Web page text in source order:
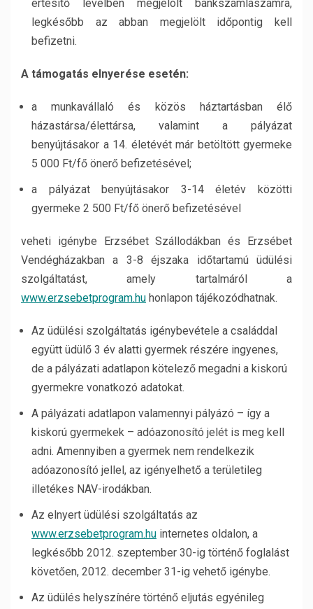
értesítő levélben megjelölt bankszámlaszámra,
legkésőbb az abban megjelölt időpontig kell
befizetni.
A támogatás elnyerése esetén:
a munkavállaló és közös háztartásban élő
házastársa/élettársa, valamint a pályázat
benyújtásakor a 14. életévét már betöltött gyermeke
5 000 Ft/fő önerő befizetésével;
a pályázat benyújtásakor 3-14 életév közötti
gyermeke 2 500 Ft/fő önerő befizetésével
veheti igénybe Erzsébet Szállodákban és Erzsébet
Vendégházakban a 3-8 éjszaka időtartamú üdülési
szolgáltatást, amely tartalmáról a
www.erzsebetprogram.hu honlapon tájékozódhatnak.
Az üdülési szolgáltatás igénybevétele a családdal
együtt üdülő 3 év alatti gyermek részére ingyenes,
de a pályázati adatlapon kötelező megadni a kiskorú
gyermekre vonatkozó adatokat.
A pályázati adatlapon valamennyi pályázó – így a
kiskorú gyermekek – adóazonosító jelét is meg kell
adni. Amennyiben a gyermek nem rendelkezik
adóazonosító jellel, az igényelhető a területileg
illetékes NAV-irodákban.
Az elnyert üdülési szolgáltatás az
www.erzsebetprogram.hu internetes oldalon, a
legkésőbb 2012. szeptember 30-ig történő foglalást
követően, 2012. december 31-ig vehető igénybe.
Az üdülés helyszínére történő eljutás egyénileg